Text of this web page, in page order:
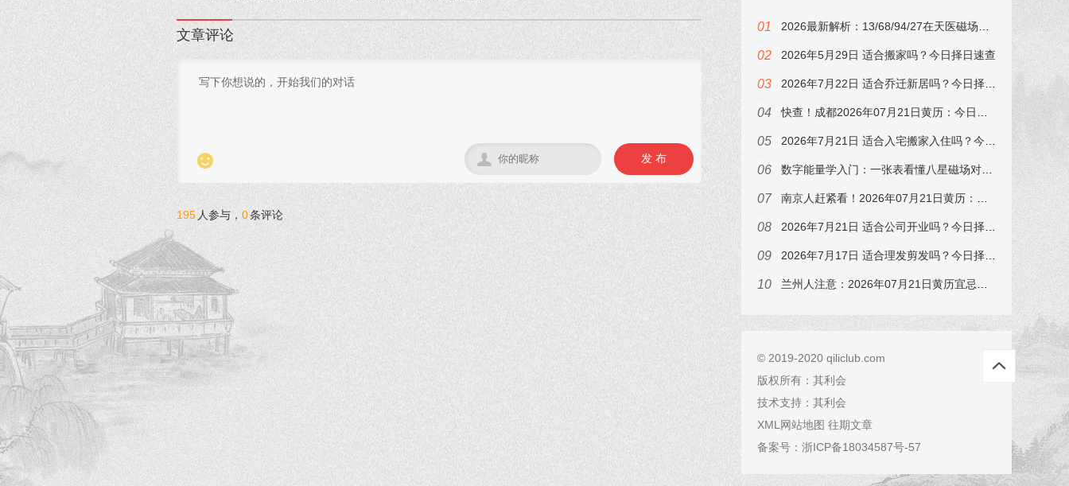
文章评论
 发 布

195 人参与， 0条评论
2026最新解析：13/68/94/27在天医磁场中的财运表现，别忽视！
2026年5月29日 适合搬家吗？今日择日速查
2026年7月22日 适合乔迁新居吗？今日择日速查，属龙的注意
快查！成都2026年07月21日黄历：今日吉时在子时，错过可惜
2026年7月21日 适合入宅搬家入住吗？今日择日速查，属兔的注意
数字能量学入门：一张表看懂八星磁场对财运、事业、感情、健康的影响（附真实手机号案例）
南京人赶紧看！2026年07月21日黄历：冲狗煞南，这3个时辰要避开
2026年7月21日 适合公司开业吗？今日择日速查，属兔的注意
2026年7月17日 适合理发剪发吗？今日择日速查，属猪的注意
兰州人注意：2026年07月21日黄历宜忌早知道，尤其属狗的
© 2019-2020 qiliclub.com
版权所有： 其利会
技术支持： 其利会
XML网站地图 往期文章
备案号： 浙ICP备18034587号-57